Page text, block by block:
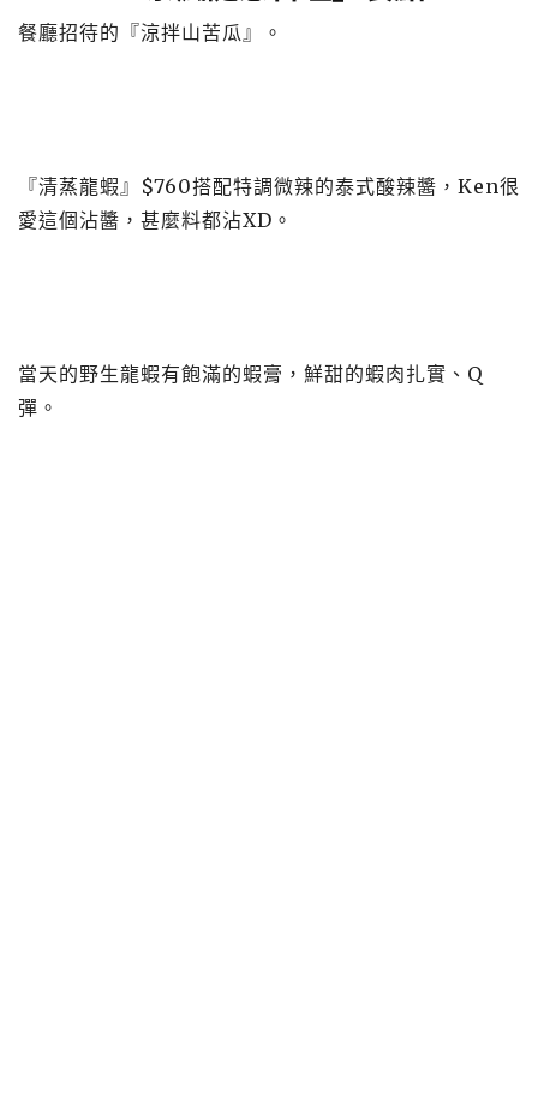
餐廳招待的『涼拌山苦瓜』。
『清蒸龍蝦』$760搭配特調微辣的泰式酸辣醬，Ken很
愛這個沾醬，甚麼料都沾XD。
當天的野生龍蝦有飽滿的蝦膏，鮮甜的蝦肉扎實、Q
彈。